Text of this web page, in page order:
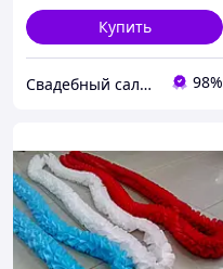
Купить
Свадебный салон "ПРИНЦЕССА" 98%